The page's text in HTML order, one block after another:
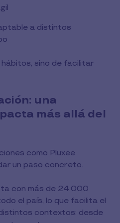
a distintos
sino de facilitar
una
más allá del
como Pluxee
un paso concreto.
con más de 24.000
el país, lo que facilita el
contextos: desde